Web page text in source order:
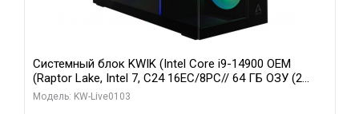
Системный блок KWIK (Intel Core i9-14900 OEM
(Raptor Lake, Intel 7, C24 16EC/8PC// 64 ГБ ОЗУ (2
модуля)/ Afox RTX4090 24GB GDDR6X 384-Bit 3xDP
Модель: KW-Live0103